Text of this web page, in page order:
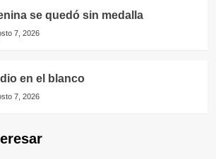
se quedó sin medalla
7, 2026
en el blanco
7, 2026